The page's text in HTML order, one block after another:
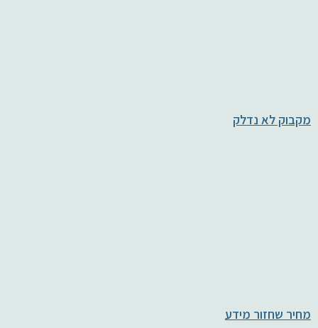
מקבוק לא נדלק
מחיר שחזור מידע